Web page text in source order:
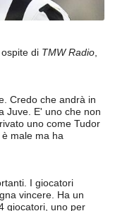
di TMW Radio,
Credo che andrà in
Juve. E' uno che non
uno come Tudor
male ma ha
I giocatori
vincere. Ha un
giocatori, uno per